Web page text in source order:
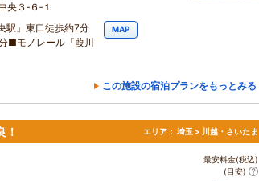
央３‐６‐１
駅」東口徒歩約7分
■モノレール「葭川
MAP
この施設の宿泊プランをもっとみる
！ エリア： 埼玉 > 川越・さいたま
最安料金(税込)
(目安)